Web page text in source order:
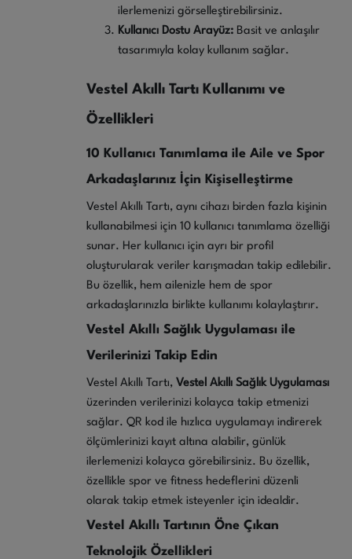
ilerlemenizi görselleştirebilirsiniz.
Kullanıcı Dostu Arayüz: Basit ve anlaşılır
tasarımıyla kolay kullanım sağlar.
Vestel Akıllı Tartı Kullanımı ve
Özellikleri
10 Kullanıcı Tanımlama ile Aile ve Spor
Arkadaşlarınız İçin Kişiselleştirme
Vestel Akıllı Tartı, aynı cihazı birden fazla kişinin
kullanabilmesi için 10 kullanıcı tanımlama özelliği
sunar. Her kullanıcı için ayrı bir profil
oluşturularak veriler karışmadan takip edilebilir.
Bu özellik, hem ailenizle hem de spor
arkadaşlarınızla birlikte kullanımı kolaylaştırır.
Vestel Akıllı Sağlık Uygulaması ile
Verilerinizi Takip Edin
Vestel Akıllı Tartı, Vestel Akıllı Sağlık Uygulaması
üzerinden verilerinizi kolayca takip etmenizi
sağlar. QR kod ile hızlıca uygulamayı indirerek
ölçümlerinizi kayıt altına alabilir, günlük
ilerlemenizi kolayca görebilirsiniz. Bu özellik,
özellikle spor ve fitness hedeflerini düzenli
olarak takip etmek isteyenler için idealdir.
Vestel Akıllı Tartının Öne Çıkan
Teknolojik Özellikleri